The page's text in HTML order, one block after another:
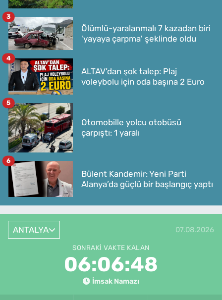
Ölümlü-yaralanmalı 7 kazadan biri
'yayaya çarpma' şeklinde oldu
3
ALTAV’dan şok talep: Plaj
voleybolu için oda başına 2 Euro
4
Otomobille yolcu otobüsü
çarpıştı: 1 yaralı
5
Bülent Kandemir: Yeni Parti
Alanya’da güçlü bir başlangıç yaptı
6
ANTALYA 07.08.2026
SONRAKI VAKTE KALAN
06:06:48
İmsak Namazı